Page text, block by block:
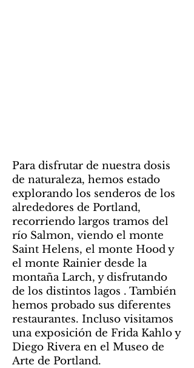
Para disfrutar de nuestra dosis
de naturaleza, hemos estado
explorando los senderos de los
alrededores de Portland,
recorriendo largos tramos del
río Salmon, viendo el monte
Saint Helens, el monte Hood y
el monte Rainier desde la
montaña Larch, y disfrutando
de los distintos lagos . También
hemos probado sus diferentes
restaurantes. Incluso visitamos
una exposición de Frida Kahlo y
Diego Rivera en el Museo de
Arte de Portland.